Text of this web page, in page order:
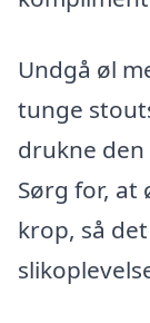
Undgå øl
tunge
drukne den
Sørg for, at
krop, så